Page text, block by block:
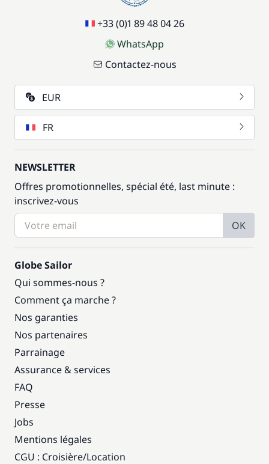
+33 (0)1 89 48 04 26
WhatsApp
Contactez-nous
EUR
FR
NEWSLETTER
Offres promotionnelles, spécial été, last minute :
inscrivez-vous
OK
Globe Sailor
Qui sommes-nous ?
Comment ça marche ?
Nos garanties
Nos partenaires
Parrainage
Assurance & services
FAQ
Presse
Jobs
Mentions légales
CGU : Croisière/Location